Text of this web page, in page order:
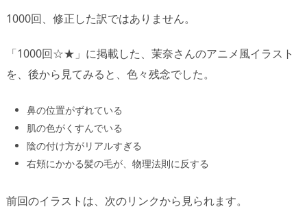
1000回、修正した訳ではありません。
「1000回☆★」に掲載した、茉奈さんのアニメ風イラスト
を、後から見てみると、色々残念でした。
鼻の位置がずれている
肌の色がくすんでいる
陰の付け方がリアルすぎる
右頬にかかる髪の毛が、物理法則に反する
前回のイラストは、次のリンクから見られます。